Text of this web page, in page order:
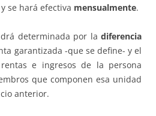
se hará efectiva mensualmente.
determinada por ladiferencia
garantizada -que se define- y el
e ingresos de la persona
que componen esa unidad
anterior.